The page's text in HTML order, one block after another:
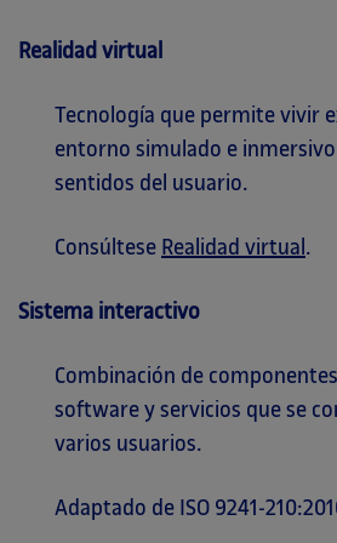
Realidad virtual
Tecnología que permite vivir
entorno simulado e
sentidos del usuario.
Consúltese Realidad virtual .
Sistema interactivo
Combinación de
software y servicios que se
varios usuarios.
Adaptado de ISO 9241-